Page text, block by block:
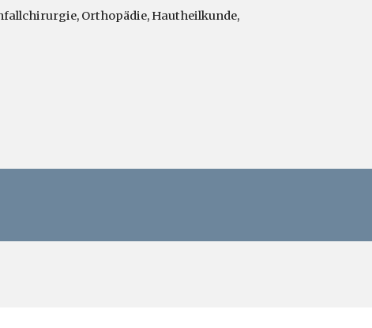
Orthopädie, Hautheilkunde,